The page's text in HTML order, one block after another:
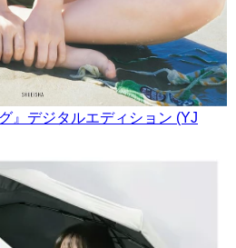
』デジタルエディション (YJ